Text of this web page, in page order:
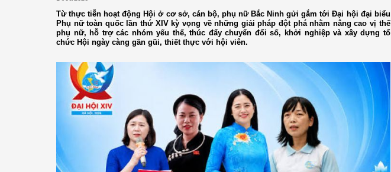
Từ thực tiễn hoạt động Hội ở cơ sở, cán bộ, phụ nữ Bắc Ninh gửi gắm tới Đại hội đại biểu
Phụ nữ toàn quốc lần thứ XIV kỳ vọng về những giải pháp đột phá nhằm nâng cao vị thế
phụ nữ, hỗ trợ các nhóm yếu thế, thúc đẩy chuyển đổi số, khởi nghiệp và xây dựng tổ
chức Hội ngày càng gần gũi, thiết thực với hội viên.